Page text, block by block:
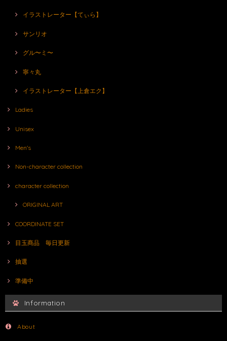
イラストレーター【てぃら】
サンリオ
グル〜ミ〜
寧々丸
イラストレーター【上倉エク】
Ladies
Unisex
Men's
Non-character collection
character collection
ORIGINAL ART
COORDINATE SET
目玉商品 毎日更新
抽選
準備中
Information
About